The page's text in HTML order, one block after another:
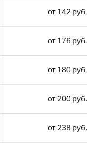
от 142 руб.
от 176 руб.
от 180 руб.
от 200 руб.
от 238 руб.